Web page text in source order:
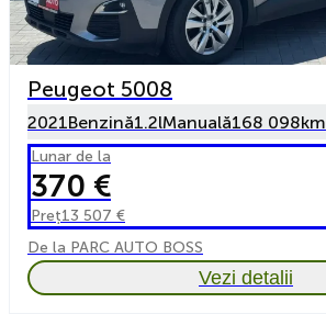
Peugeot 5008
2021Benzină1.2lManuală168 098km
Lunar de la
370 €
Preț13 507 €
De la PARC AUTO BOSS
Vezi detalii